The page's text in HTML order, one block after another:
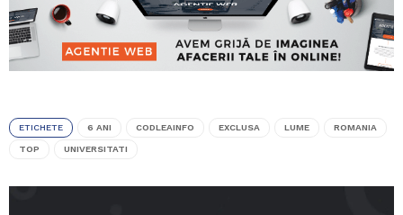
ETICHETE 6 ANI CODLEAINFO EXCLUSA LUME ROMANIA
TOP UNIVERSITATI